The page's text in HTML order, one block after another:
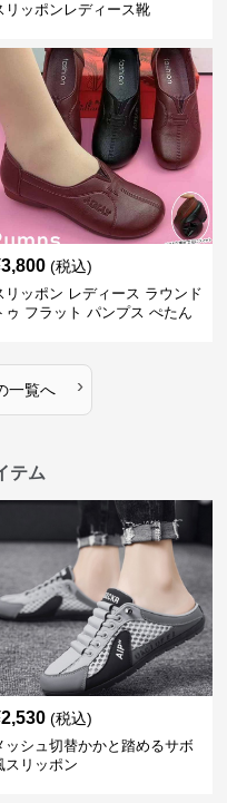
リッポンレディース靴
3,800 (税込)
リッポン レディース ラウンド
ゥ フラット パンプス ぺたん
一覧へ ›
テム
2,530 (税込)
ッシュ切替かかと踏めるサボ
スリッポン